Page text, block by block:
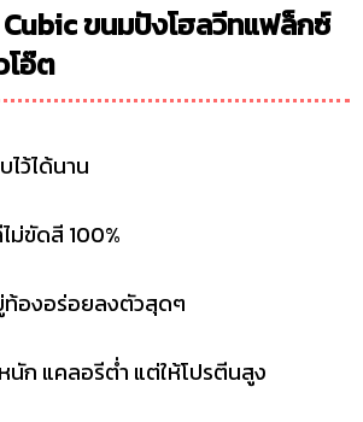
ขนมปังโฮลวีทแฟล็กซ์
โอ๊ต
ไว้ได้นาน
ม่ขัดสี 100%
องอร่อยลงตัวสุดๆ
นัก แคลอรีต่ำ แต่ให้โปรตีนสูง